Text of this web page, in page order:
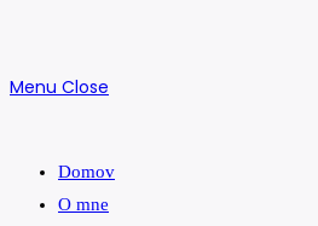
Menu Close
Domov
O mne